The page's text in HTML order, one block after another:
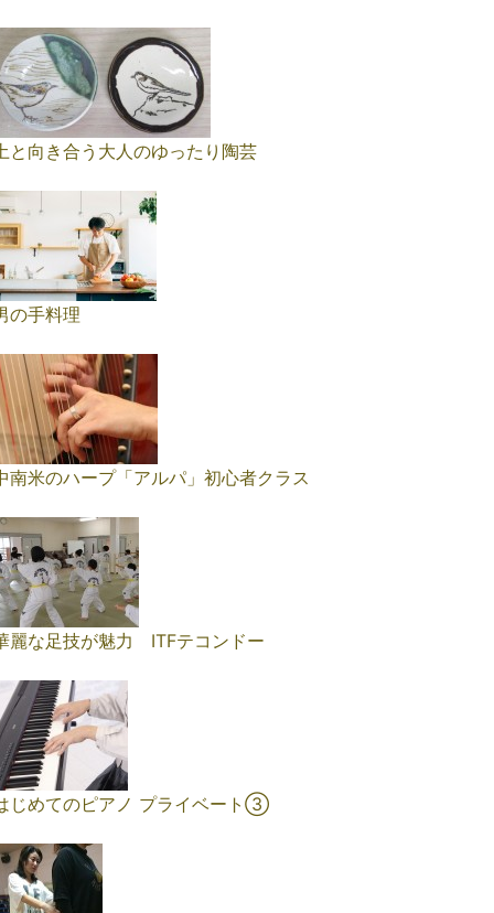
と向き合う大人のゆったり陶芸
の手料理
南米のハープ「アルパ」初心者クラス
麗な足技が魅力 ITFテコンドー
じめてのピアノ プライベート➂